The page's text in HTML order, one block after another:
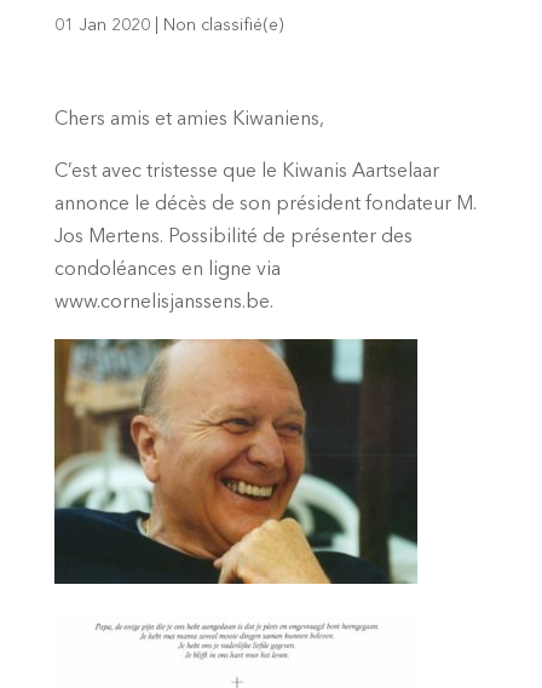
01 Jan 2020| Non classifié(e)
Chers amis et amies Kiwaniens,
C’est avec tristesse que le Kiwanis Aartselaar
annonce le décès de son président fondateur M.
Jos Mertens. Possibilité de présenter des
condoléances en ligne via
www.cornelisjanssens.be.